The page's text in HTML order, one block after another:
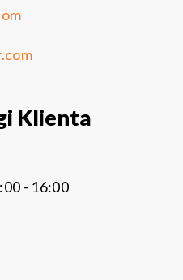
Klienta
- 16:00